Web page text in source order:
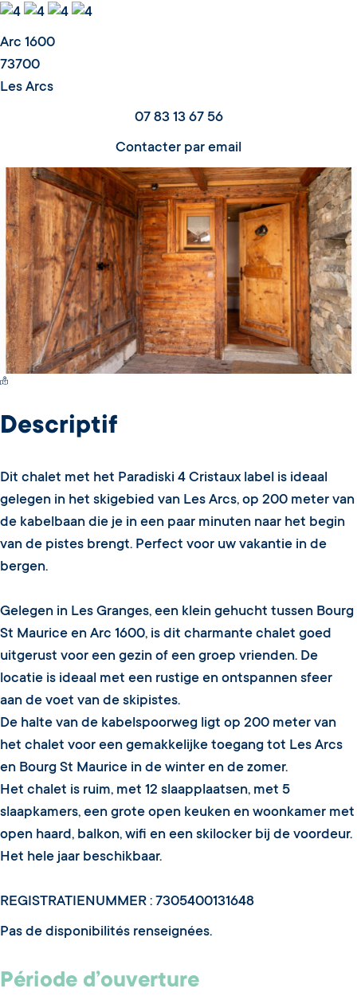
Arc 1600
73700
Les Arcs
07 83 13 67 56
Contacter par email
Switch Carte/Photos
Descriptif
Dit chalet met het Paradiski 4 Cristaux label is ideaal
gelegen in het skigebied van Les Arcs, op 200 meter van
de kabelbaan die je in een paar minuten naar het begin
van de pistes brengt. Perfect voor uw vakantie in de
bergen.
Gelegen in Les Granges, een klein gehucht tussen Bourg
St Maurice en Arc 1600, is dit charmante chalet goed
uitgerust voor een gezin of een groep vrienden. De
locatie is ideaal met een rustige en ontspannen sfeer
aan de voet van de skipistes.
De halte van de kabelspoorweg ligt op 200 meter van
het chalet voor een gemakkelijke toegang tot Les Arcs
en Bourg St Maurice in de winter en de zomer.
Het chalet is ruim, met 12 slaapplaatsen, met 5
slaapkamers, een grote open keuken en woonkamer met
open haard, balkon, wifi en een skilocker bij de voordeur.
Het hele jaar beschikbaar.
REGISTRATIENUMMER : 7305400131648
Pas de disponibilités renseignées.
Période d’ouverture